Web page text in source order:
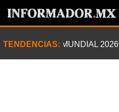
TENDENCIAS: MUNDIAL 2026